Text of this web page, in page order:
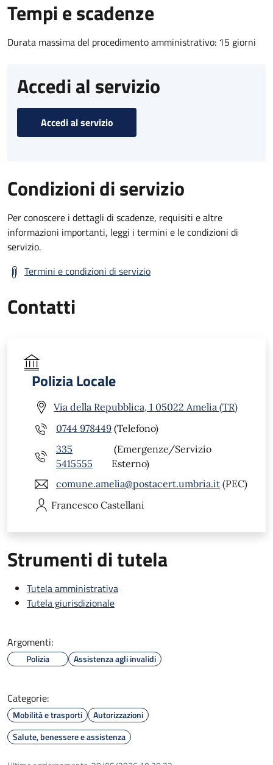
Tempi e scadenze
Durata massima del procedimento amministrativo: 15 giorni
Accedi al servizio
Accedi al servizio
Condizioni di servizio
Per conoscere i dettagli di scadenze, requisiti e altre
informazioni importanti, leggi i termini e le condizioni di
servizio.
Termini e condizioni di servizio
Contatti
Polizia Locale
Via della Repubblica, 1 05022 Amelia (TR)
0744 978449 (Telefono)
335
5415555
(Emergenze/Servizio
Esterno)
comune.amelia@postacert.umbria.it (PEC)
Francesco Castellani
Strumenti di tutela
Tutela amministrativa
Tutela giurisdizionale
Argomenti:
Polizia Assistenza agli invalidi
Categorie:
Mobilità e trasporti
Autorizzazioni
Salute, benessere e assistenza